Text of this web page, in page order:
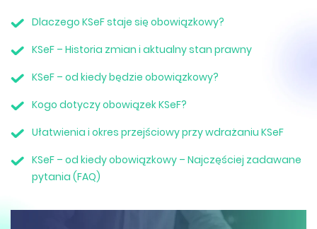
Dlaczego KSeF staje się obowiązkowy?
KSeF – Historia zmian i aktualny stan prawny
KSeF – od kiedy będzie obowiązkowy?
Kogo dotyczy obowiązek KSeF?
Ułatwienia i okres przejściowy przy wdrażaniu KSeF
KSeF – od kiedy obowiązkowy – Najczęściej zadawane
pytania (FAQ)